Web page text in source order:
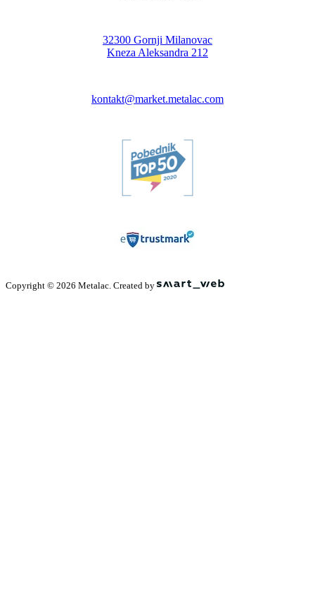
32300 Gornji Milanovac
Kneza Aleksandra 212
kontakt@market.metalac.com
Copyright © 2026 Metalac. Created by